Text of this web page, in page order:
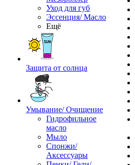
Уход для губ
Эссенция/ Масло
Ещё
Защита от солнца
Умывание/ Очищение
Гидрофильное
масло
Мыло
Спонжи/
Аксессуары